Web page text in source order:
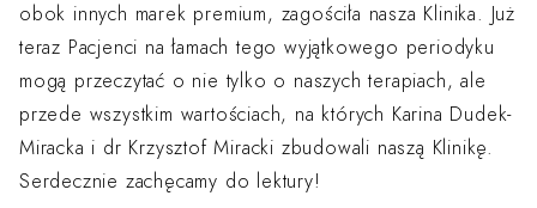
obok innych marek premium, zagościła nasza Klinika. Już
teraz Pacjenci na łamach tego wyjątkowego periodyku
mogą przeczytać o nie tylko o naszych terapiach, ale
przede wszystkim wartościach, na których Karina Dudek-
Miracka i dr Krzysztof Miracki zbudowali naszą Klinikę.
Serdecznie zachęcamy do lektury!